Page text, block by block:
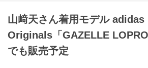
山﨑天さん着用モデル adidas
Originals「GAZELLE
でも販売予定